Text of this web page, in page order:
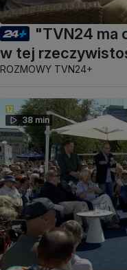
"TVN24 ma
w tej
ROZMOWY TVN24+
38 min